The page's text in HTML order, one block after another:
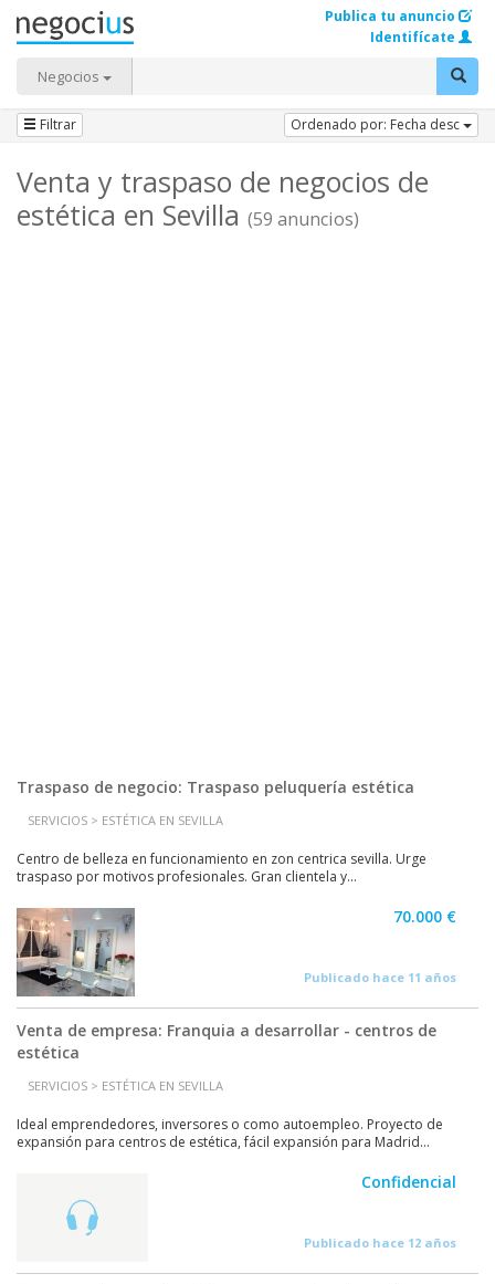
Negocios
Publica tu anuncio
Identifícate
Filtrar Ordenado por: Fecha desc
Venta y traspaso de negocios de
estética en Sevilla (59 anuncios)
Traspaso de negocio: Traspaso peluquería estética
SERVICIOS > ESTÉTICA EN SEVILLA
Centro de belleza en funcionamiento en zon centrica sevilla. Urge
traspaso por motivos profesionales. Gran clientela y...
70.000 €
Publicado hace 11 años
Venta de empresa: Franquia a desarrollar - centros de
estética
SERVICIOS > ESTÉTICA EN SEVILLA
Ideal emprendedores, inversores o como autoempleo. Proyecto de
expansión para centros de estética, fácil expansión para Madrid...
Confidencial
Publicado hace 12 años